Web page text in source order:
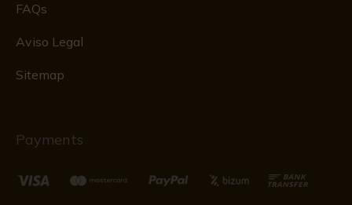
FAQs
Aviso Legal
Sitemap
Payments